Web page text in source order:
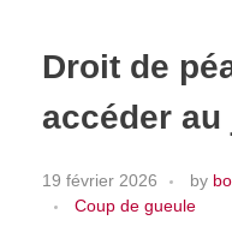
ACTIVITÉS
Droit de
accéder au
19 février 2026 by
Coup de gueule